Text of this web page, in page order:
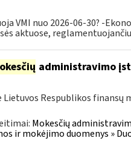
VMI nuo 2026-06-30? -
aktuose,
administravimo
Lietuvos Respublikos finansų
Mokesčių
ir mokėjimo duomenys »